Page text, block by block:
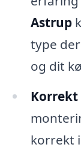
Astrup
type
og dit
korrekt